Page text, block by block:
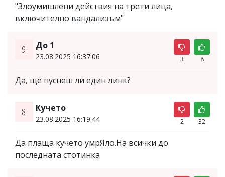
"Злоумишлени действия на трети лица,
включително вандализъм"
9. До 1
23.08.2025 16:37:06 3 8
Да, ще пуснеш ли един линк?
8. Кучето
23.08.2025 16:19:44 2 32
Да плаща кучето умрЯло.На всички до
последната стотинка